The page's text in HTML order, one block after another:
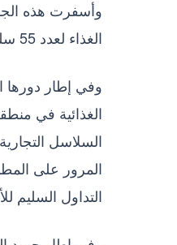
الغذاء لعدد 55 سلسلة تجارية.
وفي إطار دورها
السلاسل
المرور على
التداول السليم